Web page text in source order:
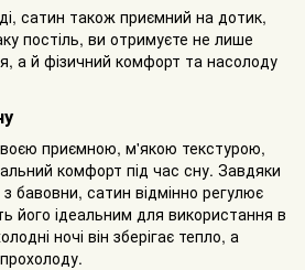
сатин також приємний на дотик,
постіль, ви отримуєте не лише
а й фізичний комфорт та насолоду
приємною, м'якою текстурою,
комфорт під час сну. Завдяки
з бавовни, сатин відмінно регулює
його ідеальним для використання в
ночі він зберігає тепло, а
прохолоду.